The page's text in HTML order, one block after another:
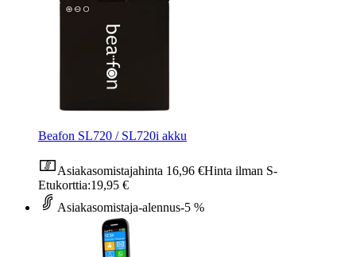
Beafon SL720 / SL720i akku
Asiakasomistajahinta 16,96 €Hinta ilman S-
Etukorttia:19,95 €
Asiakasomistaja-alennus-5 %